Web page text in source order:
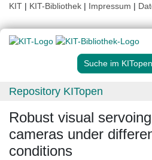
KIT | KIT-Bibliothek | Impressum |
Suche im
Repository KITopen
Robust visual
cameras under
conditions